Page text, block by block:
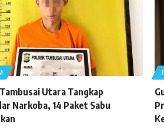
Utara Tangkap
Narkoba, 14 Paket Sabu